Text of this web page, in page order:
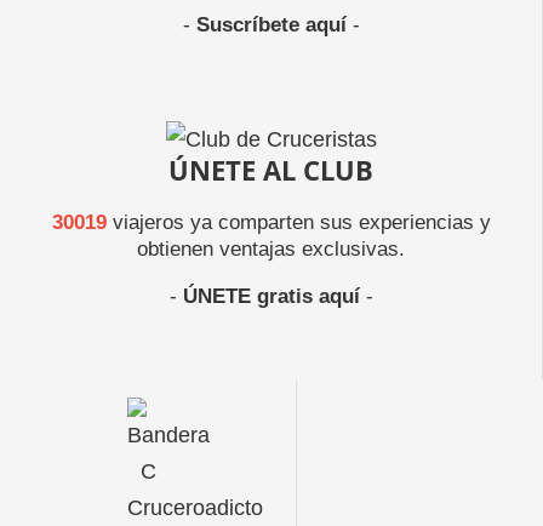
- Suscríbete aquí-
ÚNETE AL CLUB
30019viajeros ya comparten sus experiencias y
obtienen ventajas exclusivas.
- ÚNETE gratis aquí-